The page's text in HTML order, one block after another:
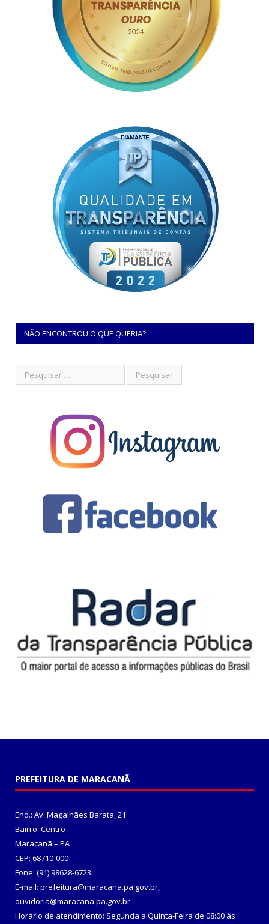
NÃO ENCONTROU O QUE QUERIA?
PREFEITURA DE MARACANÃ
End.: Av. Magalhães Barata, 21
Bairro: Centro
Maracanã – PA
CEP: 68710-000
Fone: (91) 98628-6723
E-mail: prefeitura@maracana.pa.gov.br,
ouvidoria@maracana.pa.gov.br
Horário de atendimento: Segunda a Quinta-Feira de 08:00 às